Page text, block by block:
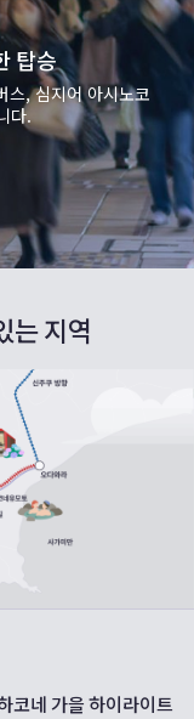
탑승
스, 심지어 아시노코
다.
는 지역
코네 가을 하이라이트